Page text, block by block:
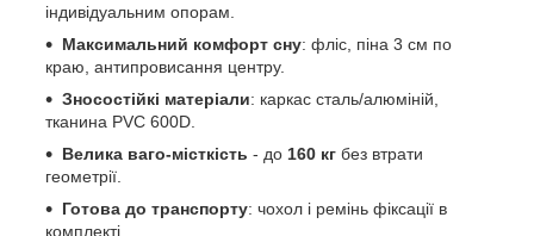
індивідуальним опорам.
Максимальний комфорт сну: фліс, піна 3 см по
краю, антипровисання центру.
Зносостійкі матеріали: каркас сталь/алюміній,
тканина PVC 600D.
Велика ваго-місткість - до 160 кг без втрати
геометрії.
Готова до транспорту: чохол і ремінь фіксації в
комплекті.